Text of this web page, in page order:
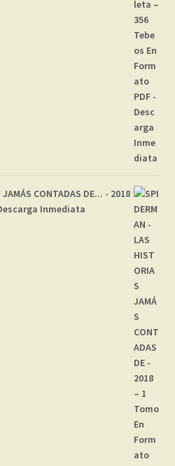
CONTADAS DE... - 2018
Inmediata